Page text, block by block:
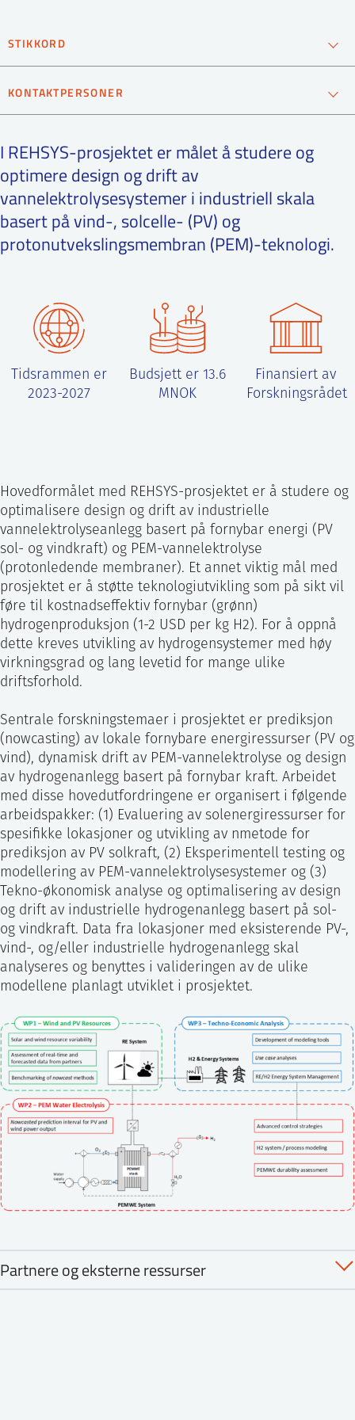
PRESSE ENGLISH
STIKKORD
lokale energisystemmodeller
Solenergi Vindenergi
KONTAKTPERSONER
Send epost
Øystein Ulleberg
Send epost
Ragnhild Hancke
I REHSYS-prosjektet er målet å studere og
optimere design og drift av
vannelektrolysesystemer i industriell skala
basert på vind-, solcelle- (PV) og
protonutvekslingsmembran (PEM)-teknologi.
Tidsrammen er
2023-2027
Budsjett er 13.6
MNOK
Finansiert av
Forskningsrådet
Hovedformålet med REHSYS-prosjektet er å studere og
optimalisere design og drift av industrielle
vannelektrolyseanlegg basert på fornybar energi (PV
sol- og vindkraft) og PEM-vannelektrolyse
(protonledende membraner). Et annet viktig mål med
prosjektet er å støtte teknologiutvikling som på sikt vil
føre til kostnadseffektiv fornybar (grønn)
hydrogenproduksjon (1-2 USD per kg H2). For å oppnå
dette kreves utvikling av hydrogensystemer med høy
virkningsgrad og lang levetid for mange ulike
driftsforhold.
Sentrale forskningstemaer i prosjektet er prediksjon
(nowcasting) av lokale fornybare energiressurser (PV og
vind), dynamisk drift av PEM-vannelektrolyse og design
av hydrogenanlegg basert på fornybar kraft. Arbeidet
med disse hovedutfordringene er organisert i følgende
arbeidspakker: (1) Evaluering av solenergiressurser for
spesifikke lokasjoner og utvikling av nmetode for
prediksjon av PV solkraft, (2) Eksperimentell testing og
modellering av PEM-vannelektrolysesystemer og (3)
Tekno-økonomisk analyse og optimalisering av design
og drift av industrielle hydrogenanlegg basert på sol-
og vindkraft. Data fra lokasjoner med eksisterende PV-,
vind-, og/eller industrielle hydrogenanlegg skal
analyseres og benyttes i valideringen av de ulike
modellene planlagt utviklet i prosjektet.
Partnere og eksterne ressurser